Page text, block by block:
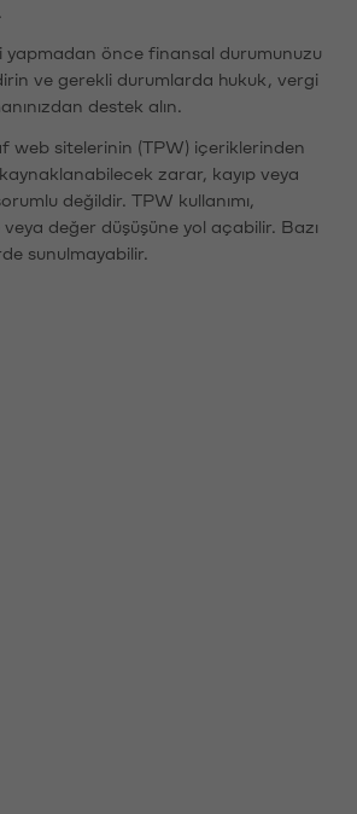
yapmadan önce finansal durumunuzu
ve gerekli durumlarda hukuk, vergi
destek alın.
web sitelerinin (TPW) içeriklerinden
zarar, kayıp veya
değildir. TPW kullanımı,
veya değer düşüşüne yol açabilir. Bazı
sunulmayabilir.